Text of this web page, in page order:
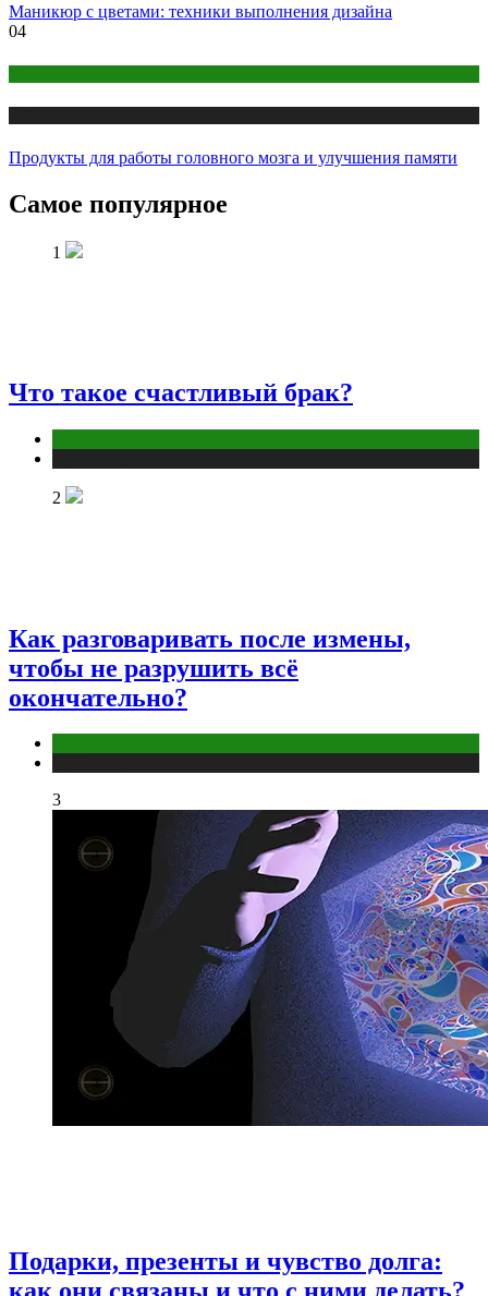
Маникюр с цветами: техники выполнения дизайна
04
Продукты для работы головного мозга и улучшения памяти
Самое популярное
1
Что такое счастливый брак?
2
Как разговаривать после измены,
чтобы не разрушить всё
окончательно?
3
Подарки, презенты и чувство долга:
как они связаны и что с ними делать?